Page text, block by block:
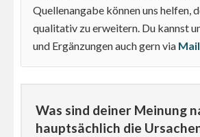
Quellenangabe können uns helfen,
qualitativ zu erweitern. Du kannst
und Ergänzungen auch gern via
Was sind deiner Meinung
hauptsächlich die